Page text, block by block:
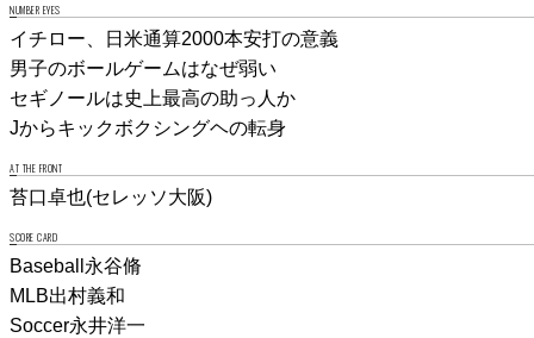
NUMBER EYES
イチロー、日米通算2000本安打の意義
男子のボールゲームはなぜ弱い
セギノールは史上最高の助っ人か
Jからキックボクシングヘの転身
AT THE FRONT
苔口卓也(セレッソ大阪)
SCORE CARD
Baseball永谷脩
MLB出村義和
Soccer永井洋一